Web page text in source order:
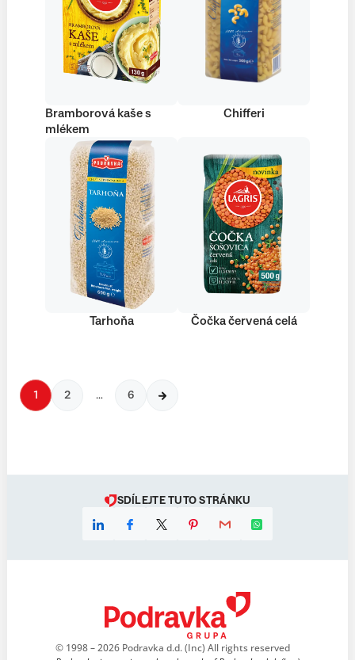
Bramborová kaše s
mlékem
Chifferi
Tarhoňa Čočka červená celá
1 2 … 6
SDÍLEJTE TUTO STRÁNKU
© 1998 – 2026 Podravka d.d. (Inc) All rights reserved